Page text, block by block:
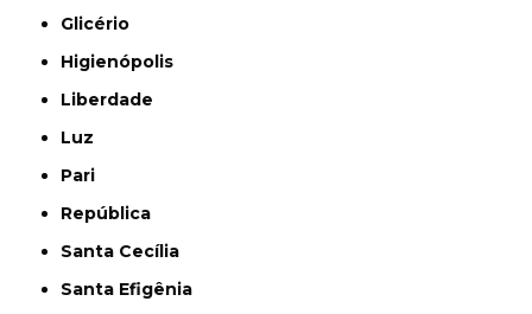
Glicério
Higienópolis
Liberdade
Luz
Pari
República
Santa Cecília
Santa Efigênia